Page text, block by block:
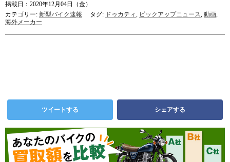
掲載日：2020年12月04日（金）
カテゴリー: 新型バイク速報 タグ: ドゥカティ, ピックアップニュース, 動画,
海外メーカー
ツイートする シェアする